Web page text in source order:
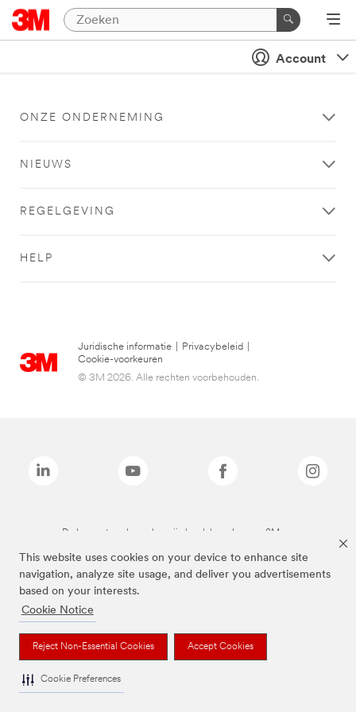
This website uses cookies on your device to enhance site
navigation, analyze site usage, and deliver you advertisements
based on your interests.
Cookie Notice
Reject Non-Essential Cookies Accept Cookies
Cookie Preferences
Account
ONZE ONDERNEMING
NIEUWS
REGELGEVING
HELP
Juridische informatie Privacybeleid
Cookie-voorkeuren
© 3M 2026. Alle rechten voorbehouden.
De bovenstaande merken zijn handelsmerken van 3M.we